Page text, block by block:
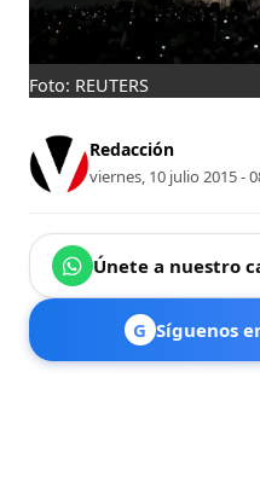
Foto: REUTERS
Redacción
viernes, 10 julio 2015 -
Únete a nuestro
G Síguenos